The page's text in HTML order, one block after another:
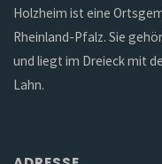
Holzheim ist eine
Rheinland-Pfalz. Sie
und liegt im Dreieck mit
Lahn.